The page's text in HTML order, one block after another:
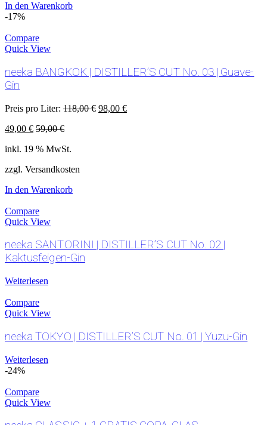
In den Warenkorb
-17%
Compare
Quick View
neeka BANGKOK | DISTILLER’S CUT No. 03 | Guave-
Gin
Preis pro Liter: 118,00€ 98,00 €
49,00 € 59,00€
inkl. 19 % MwSt.
zzgl. Versandkosten
In den Warenkorb
Compare
Quick View
neeka SANTORINI | DISTILLER’S CUT No. 02 |
Kaktusfeigen-Gin
Weiterlesen
Compare
Quick View
neeka TOKYO | DISTILLER’S CUT No. 01 | Yuzu-Gin
Weiterlesen
-24%
Compare
Quick View